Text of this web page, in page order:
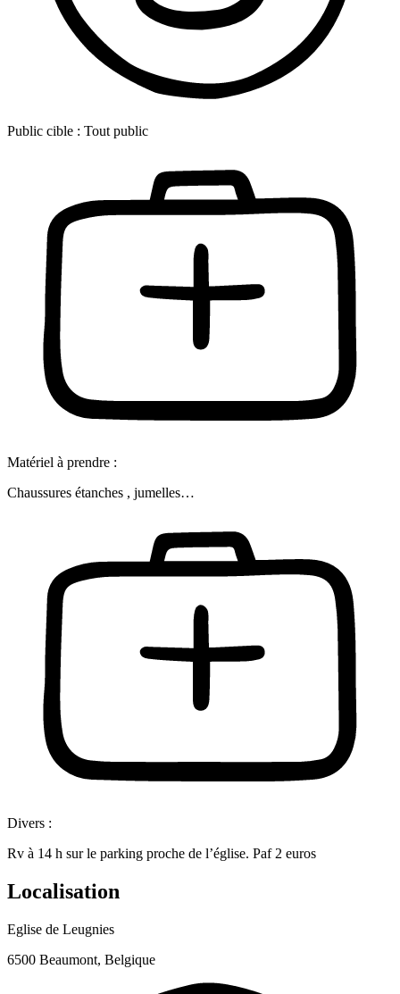
Public cible : Tout public
Matériel à prendre :
Chaussures étanches , jumelles…
Divers :
Rv à 14 h sur le parking proche de l’église. Paf 2 euros
Localisation
Eglise de Leugnies
6500 Beaumont, Belgique